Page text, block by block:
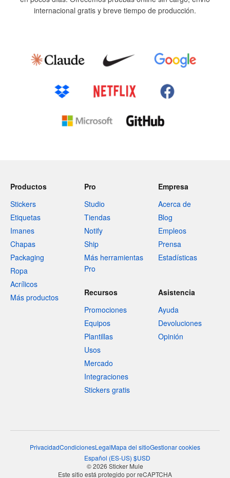
internacional gratis y breve tiempo de producción.
Productos
Stickers
Etiquetas
Imanes
Chapas
Packaging
Ropa
Acrílicos
Más productos
Pro
Studio
Tiendas
Notify
Ship
Más herramientas
Pro
Empresa
Acerca de
Blog
Empleos
Prensa
Estadísticas
Recursos
Promociones
Equipos
Plantillas
Usos
Mercado
Integraciones
Stickers gratis
Asistencia
Ayuda
Devoluciones
Opinión
PrivacidadCondicionesLegalMapa del sitioGestionar cookies
Español (ES-US) $USD
© 2026 Sticker Mule
Este sitio está protegido por reCAPTCHA